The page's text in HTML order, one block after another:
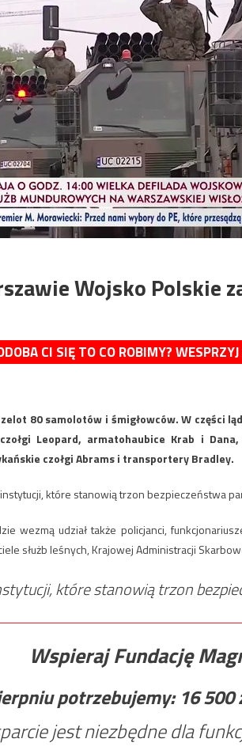
Wojsko Polskie
CI SIĘ TO CO ROBIMY?
80 samolotów i śmigłowców. W części
Leopard, armatohaubice Krab i
czołgi Abrams i transportery Bradley.
które stanowią trzon bezpieczeństwa
wezmą udział także policjanci,
służb leśnych, Krajowej Administracji
które stanowią trzon
Wspieraj Fundację
potrzebujemy: 16 500
jest niezbędne dla